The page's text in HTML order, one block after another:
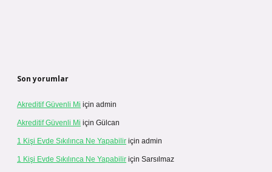
Son yorumlar
Akreditif Güvenli Mi için admin
Akreditif Güvenli Mi için Gülcan
1 Kişi Evde Sıkılınca Ne Yapabilir için admin
1 Kişi Evde Sıkılınca Ne Yapabilir için Sarsılmaz